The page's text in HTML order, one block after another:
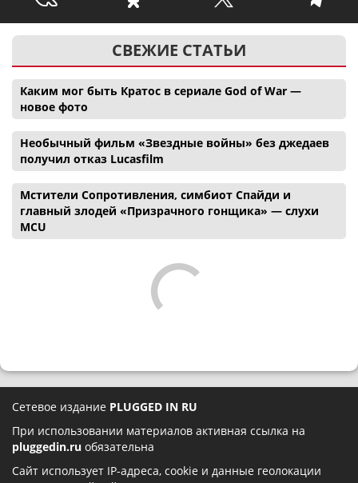
СВЕЖИЕ СТАТЬИ
Каким мог быть Кратос в сериале God of War —
новое фото
Необычный фильм «Звездные войны» без джедаев
получил отказ Lucasfilm
Мстители Сопротивления, симбиот Спайди и
главный злодей «Призрачного гонщика» — слухи
MCU
Сетевое издание PLUGGED IN RU
При использовании материалов активная ссылка на
pluggedin.ru обязательна
Сайт использует IP-адреса, cookie и данные геолокации